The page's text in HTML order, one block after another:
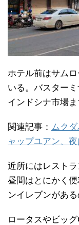
ホテル前はサム
いる。バスターミ
インドシナ市場ま
関連記事： ムク
ャップユアン、
近所にはレストラ
昼間はとにかく
ンイレブンがあ
ロータスやビッ